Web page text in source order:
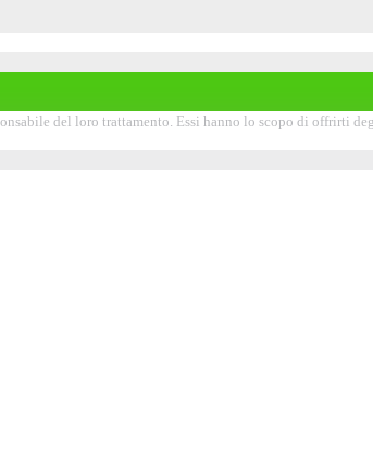
del loro trattamento. Essi hanno lo scopo di offrirti